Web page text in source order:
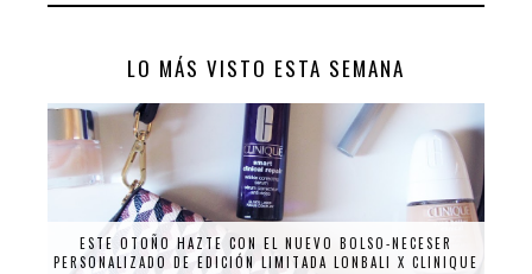
LO MÁS VISTO ESTA SEMANA
ESTE OTOÑO HAZTE CON EL NUEVO BOLSO-NECESER
PERSONALIZADO DE EDICIÓN LIMITADA LONBALI X CLINIQUE